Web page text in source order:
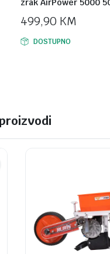
zrak AirPower 5000
499,90 KM
DOSTUPNO